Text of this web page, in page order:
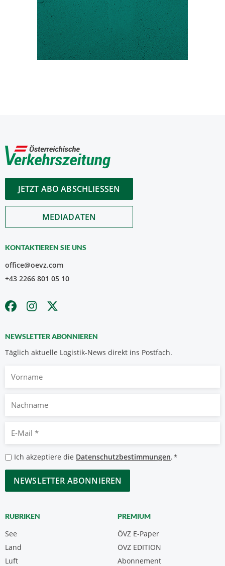
JETZT ABO ABSCHLIESSEN
MEDIADATEN
KONTAKTIEREN SIE UNS
office@oevz.com
+43 2266 801 05 10
NEWSLETTER ABONNIEREN
Täglich aktuelle Logistik-News direkt ins Postfach.
Nachname
Mail
*
Datenschutzbestimmungen
*
Ich akzeptiere die Datenschutzbestimmungen.*
CAPTCHA
RUBRIKEN
See
Land
Luft
PREMIUM
ÖVZ E-Paper
Abonnement
ÖVZ EDITION